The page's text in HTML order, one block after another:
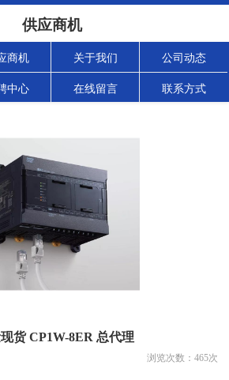
供应商机
商机 关于我们 公司动态
中心 在线留言 联系方式
货 CP1W-8ER 总代理
浏览次数： 465次